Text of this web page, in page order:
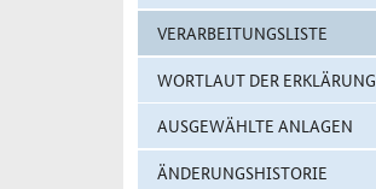
VERARBEITUNGSLISTE
WORTLAUT DER ERKLÄRUNG
AUSGEWÄHLTE ANLAGEN
ÄNDERUNGSHISTORIE